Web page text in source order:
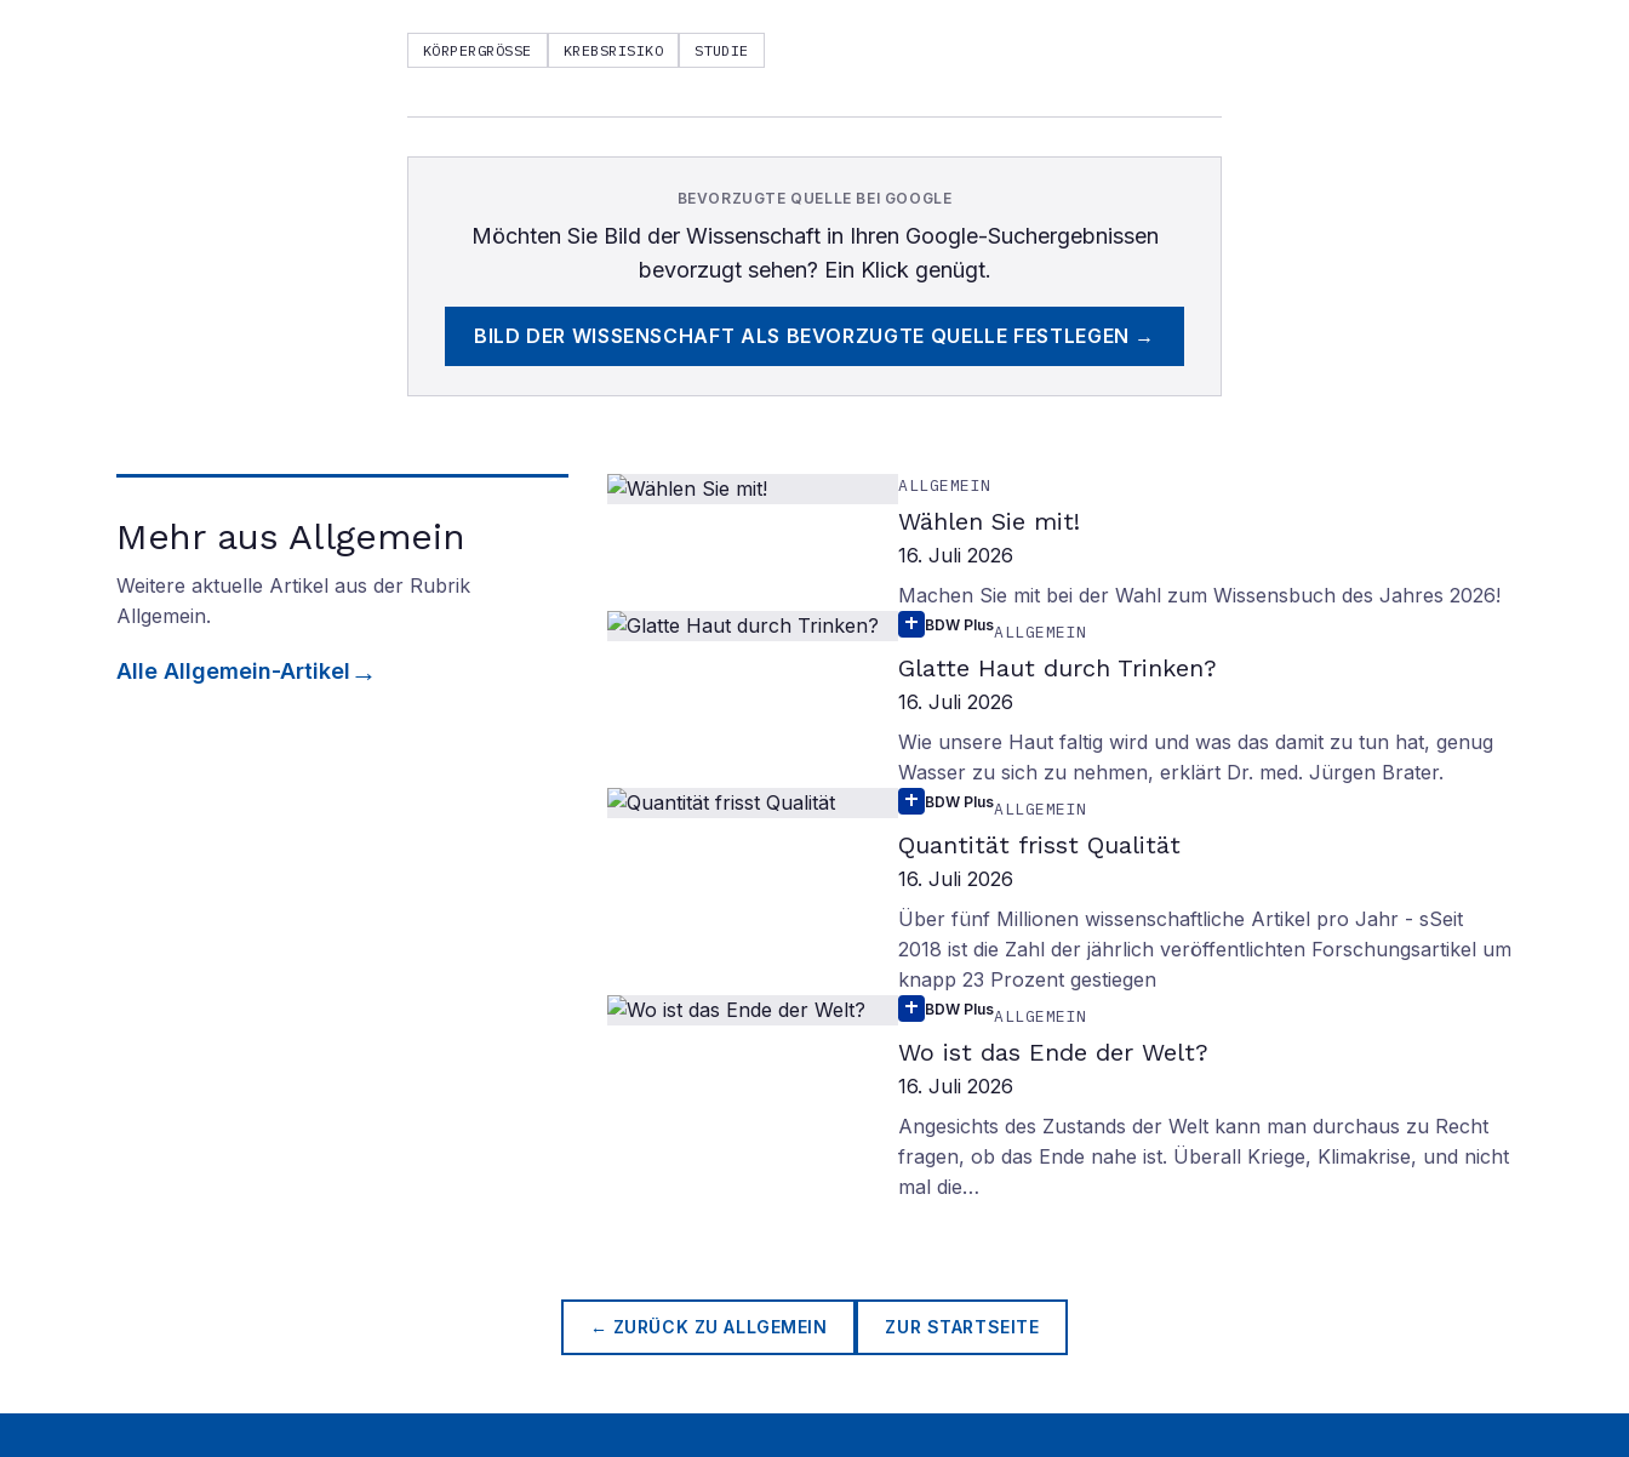
KÖRPERGRÖSSE KREBSRISIKO STUDIE
BEVORZUGTE QUELLE BEI GOOGLE
Möchten Sie Bild der Wissenschaftin Ihren Google-Suchergebnissen
bevorzugt sehen? Ein Klick genügt.
BILD DER WISSENSCHAFT ALS BEVORZUGTE QUELLE FESTLEGEN →
Mehr aus Allgemein
Weitere aktuelle Artikel aus der Rubrik
Allgemein.
Alle Allgemein-Artikel
ALLGEMEIN
Wählen Sie mit!
16. Juli 2026
Machen Sie mit bei der Wahl zum Wissensbuch des Jahres 2026!
BDW PlusALLGEMEIN
Glatte Haut durch Trinken?
16. Juli 2026
Wie unsere Haut faltig wird und was das damit zu tun hat, genug
Wasser zu sich zu nehmen, erklärt Dr. med. Jürgen Brater.
BDW PlusALLGEMEIN
Quantität frisst Qualität
16. Juli 2026
Über fünf Millionen wissenschaftliche Artikel pro Jahr - sSeit
2018 ist die Zahl der jährlich veröffentlichten Forschungsartikel um
knapp 23 Prozent gestiegen
BDW PlusALLGEMEIN
Wo ist das Ende der Welt?
16. Juli 2026
Angesichts des Zustands der Welt kann man durchaus zu Recht
fragen, ob das Ende nahe ist. Überall Kriege, Klimakrise, und nicht
mal die…
← ZURÜCK ZUALLGEMEIN ZUR STARTSEITE